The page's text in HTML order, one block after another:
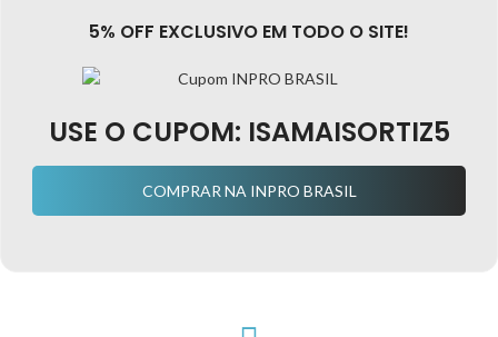
5% OFF EXCLUSIVO EM TODO O SITE!
USE O CUPOM: ISAMAISORTIZ5
COMPRAR NA INPRO BRASIL